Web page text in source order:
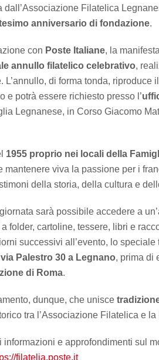
dall’Associazione Filatelica
anniversario di fondazione.
con Poste Italiane, la
annullo filatelico celebrativo,
L’annullo, di forma tonda, riproduce
e potrà essere richiesto presso l’
Legnanese, in Corso Giacomo
1955 proprio nei locali della
mantenere viva la passione per i
della storia, della cultura e
sarà possibile accedere a
folder, cartoline, tessere, libri e
successivi all’evento, lo
via Palestro 30 a Legnano, prima di
di Roma.
dunque, che unisce
tra l’Associazione Filatelica e
informazioni e approfondimenti sul
filatelia.poste.it